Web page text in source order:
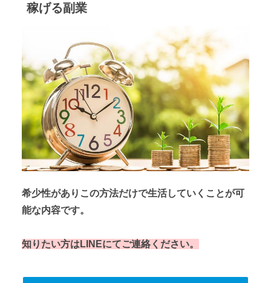
稼げる副業
希少性がありこの方法だけで生活していくことが可
能な内容です。
知りたい方はLINEにてご連絡ください。